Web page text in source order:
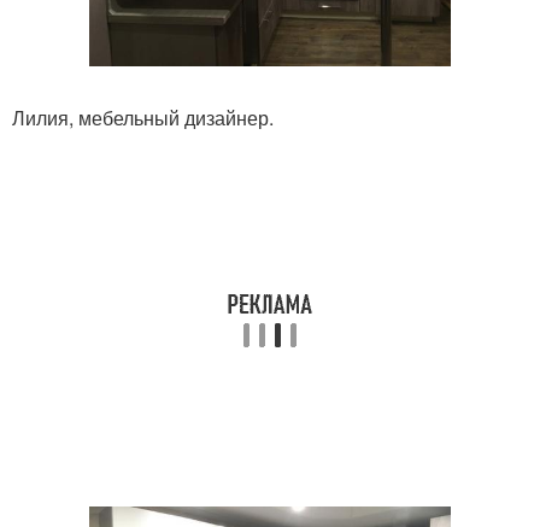
Лилия, мебельный дизайнер.